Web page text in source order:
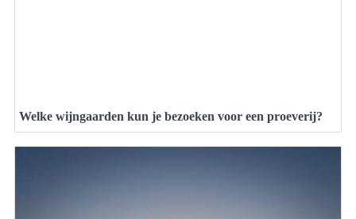
Welke wijngaarden kun je bezoeken voor een proeverij?